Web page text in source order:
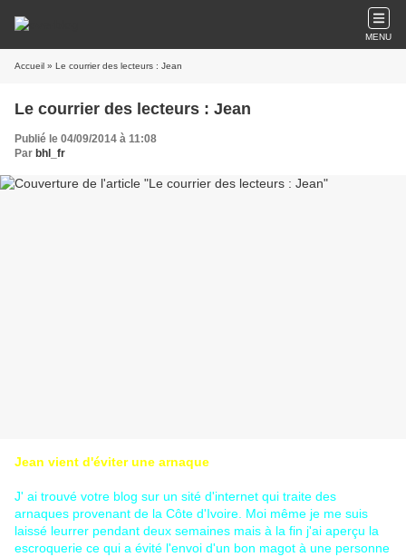
MENU
Accueil » Le courrier des lecteurs : Jean
Le courrier des lecteurs : Jean
Publié le 04/09/2014 à 11:08
Par bhl_fr
Jean vient d'éviter une arnaque
J' ai trouvé votre blog sur un sité d'internet qui traite des
arnaques provenant de la Côte d'Ivoire. Moi même je me suis
laissé leurrer pendant deux semaines mais à la fin j'ai aperçu la
escroquerie ce qui a évité l'envoi d'un bon magot à une personne